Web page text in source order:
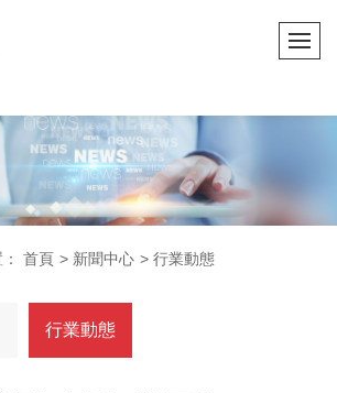
首頁 > 新聞中心 > 行業動態
行業動態